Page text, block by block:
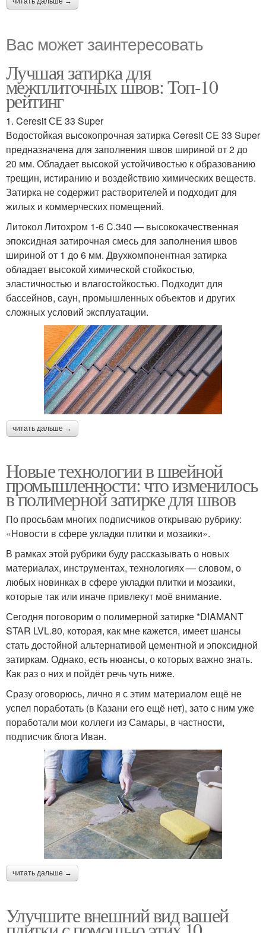
Вас может заинтересовать
Лучшая затирка для
межплиточных швов: Топ-10
рейтинг
1. Ceresit СЕ 33 Super
Водостойкая высокопрочная затирка Ceresit CE 33 Super
предназначена для заполнения швов шириной от 2 до
20 мм. Обладает высокой устойчивостью к образованию
трещин, истиранию и воздействию химических веществ.
Затирка не содержит растворителей и подходит для
жилых и коммерческих помещений.
Литокол Литохром 1-6 C.340 — высококачественная
эпоксидная затирочная смесь для заполнения швов
шириной от 1 до 6 мм. Двухкомпонентная затирка
обладает высокой химической стойкостью,
эластичностью и влагостойкостью. Подходит для
бассейнов, саун, промышленных объектов и других
сложных условий эксплуатации.
читать дальше →
Новые технологии в швейной
промышленности: что изменилось
в полимерной затирке для швов
По просьбам многих подписчиков открываю рубрику:
«Новости в сфере укладки плитки и мозаики».
В рамках этой рубрики буду рассказывать о новых
материалах, инструментах, технологиях — словом, о
любых новинках в сфере укладки плитки и мозаики,
которые так или иначе привлекут моё внимание.
Сегодня поговорим о полимерной затирке *DIAMANT
STAR LVL.80, которая, как мне кажется, имеет шансы
стать достойной альтернативой цементной и эпоксидной
затиркам. Однако, есть нюансы, о которых важно знать.
Как раз о них и пойдёт речь чуть ниже.
Сразу оговорюсь, лично я с этим материалом ещё не
успел поработать (в Казани его ещё нет), зато с ним уже
поработали мои коллеги из Самары, в частности,
подписчик блога Иван.
читать дальше →
Улучшите внешний вид вашей